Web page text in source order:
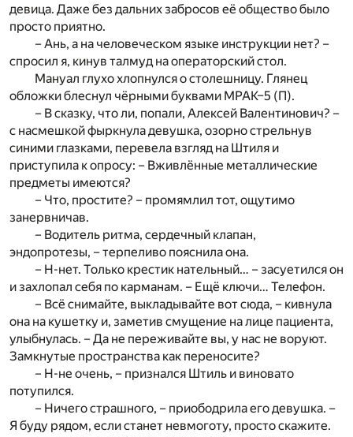
девица. Даже без дальних забросов её общество было
просто приятно.
– Ань, а на человеческом языке инструкции нет? –
спросил я, кинув талмуд на операторский стол.
Мануал глухо хлопнулся о столешницу. Глянец
обложки блеснул чёрными буквами МРАК–5 (П).
– В сказку, что ли, попали, Алексей Валентинович? –
с насмешкой фыркнула девушка, озорно стрельнув
синими глазками, перевела взгляд на Штиля и
приступила к опросу: – Вживлённые металлические
предметы имеются?
– Что, простите? – промямлил тот, ощутимо
занервничав.
– Водитель ритма, сердечный клапан,
эндопротезы, – терпеливо пояснила она.
– Н-нет. Только крестик нательный… – засуетился он
и захлопал себя по карманам. – Ещё ключи… Телефон.
– Всё снимайте, выкладывайте вот сюда, – кивнула
она на кушетку и, заметив смущение на лице пациента,
улыбнулась. – Да не переживайте вы, у нас не воруют.
Замкнутые пространства как переносите?
– Н-не очень, – признался Штиль и виновато
потупился.
– Ничего страшного, – приободрила его девушка. –
Я буду рядом, если станет невмоготу, просто скажите.